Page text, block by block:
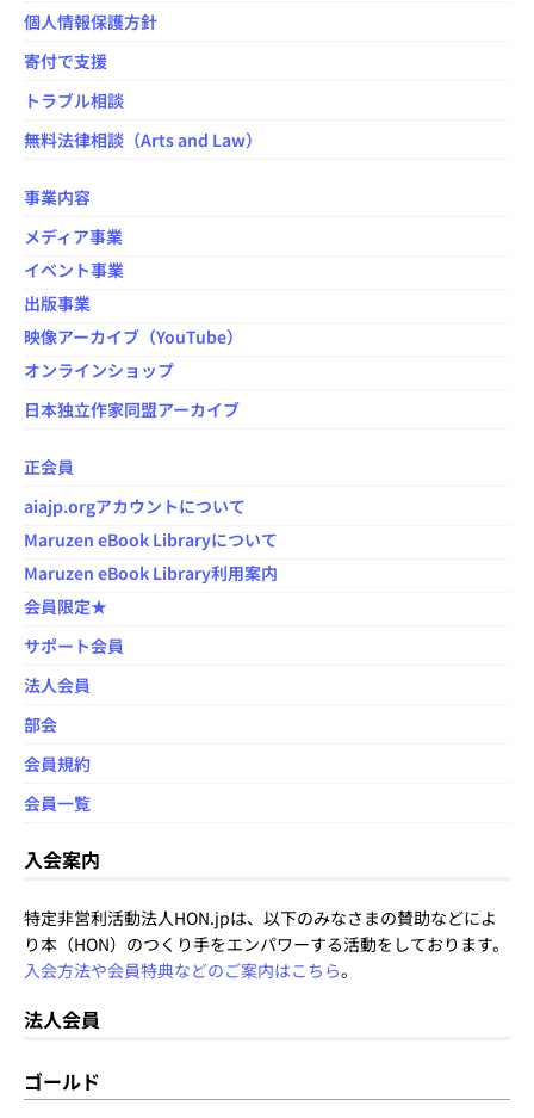
個人情報保護方針
寄付で支援
トラブル相談
無料法律相談（Arts and Law）
事業内容
メディア事業
イベント事業
出版事業
映像アーカイブ（YouTube）
オンラインショップ
日本独立作家同盟アーカイブ
正会員
aiajp.orgアカウントについて
Maruzen eBook Libraryについて
Maruzen eBook Library利用案内
会員限定★
サポート会員
法人会員
部会
会員規約
会員一覧
入会案内
特定非営利活動法人HON.jpは、以下のみなさまの賛助などによ
り本（HON）のつくり手をエンパワーする活動をしております。
入会方法や会員特典などのご案内はこちら。
法人会員
ゴールド